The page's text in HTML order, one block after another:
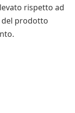
rispetto ad
del prodotto